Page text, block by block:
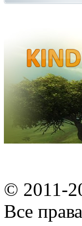
© 2011-
Все